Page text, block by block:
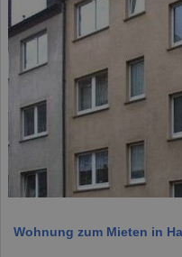
Wohnung zum Mieten in